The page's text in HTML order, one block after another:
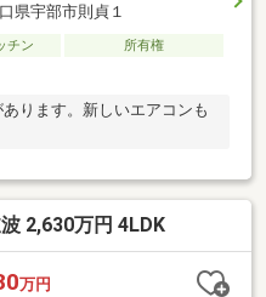
県宇部市則貞１
チン
所有権
ります。新しいエアコンも
2,630万円 4LDK
万円